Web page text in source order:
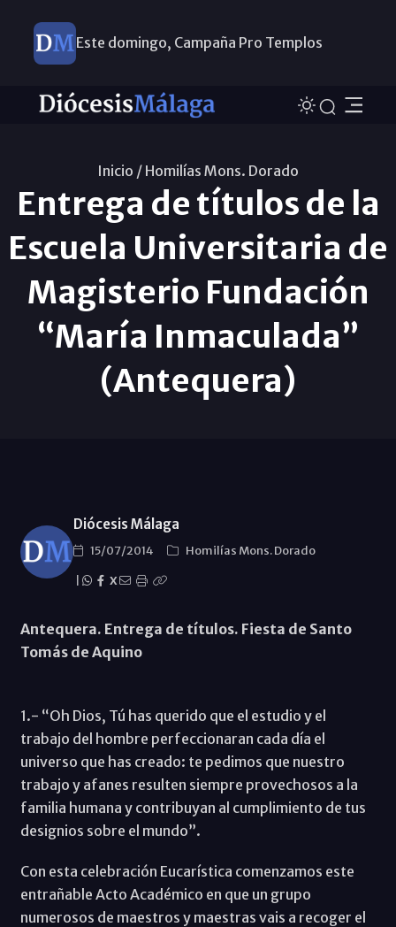
Este domingo, Campaña Pro Templos
Inicio / Homilías Mons. Dorado
Entrega de títulos de la
Escuela Universitaria de
Magisterio Fundación
“María Inmaculada”
(Antequera)
Diócesis Málaga
15/07/2014
Homilías Mons. Dorado
X
Antequera. Entrega de títulos. Fiesta de Santo
Tomás de Aquino
1.- “Oh Dios, Tú has querido que el estudio y el
trabajo del hombre perfeccionaran cada día el
universo que has creado: te pedimos que nuestro
trabajo y afanes resulten siempre provechosos a la
familia humana y contribuyan al cumplimiento de tus
designios sobre el mundo”.
Con esta celebración Eucarística comenzamos este
entrañable Acto Académico en que un grupo
numerosos de maestros y maestras vais a recoger el